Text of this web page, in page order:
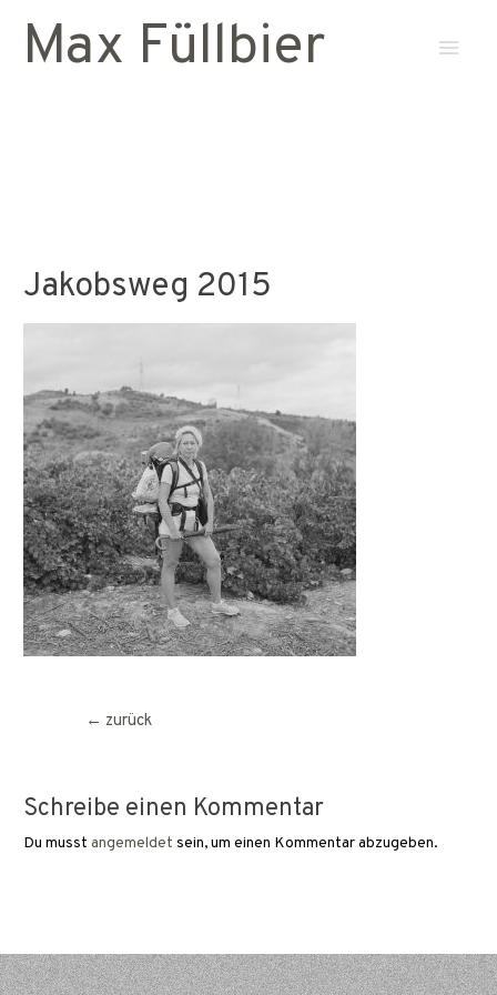
Max Füllbier
Jakobsweg 2015
Beitragsnavigation
← zurück
Schreibe einen Kommentar
Du musstangemeldet sein, um einen Kommentar abzugeben.